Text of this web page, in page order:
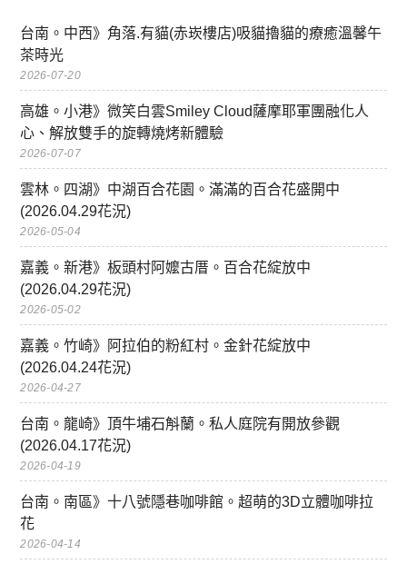
台南。中西》角落.有貓(赤崁樓店)吸貓擼貓的療癒溫馨午
茶時光
2026-07-20
高雄。小港》微笑白雲Smiley Cloud薩摩耶軍團融化人
心、解放雙手的旋轉燒烤新體驗
2026-07-07
雲林。四湖》中湖百合花園。滿滿的百合花盛開中
(2026.04.29花況)
2026-05-04
嘉義。新港》板頭村阿嬤古厝。百合花綻放中
(2026.04.29花況)
2026-05-02
嘉義。竹崎》阿拉伯的粉紅村。金針花綻放中
(2026.04.24花況)
2026-04-27
台南。龍崎》頂牛埔石斛蘭。私人庭院有開放參觀
(2026.04.17花況)
2026-04-19
台南。南區》十八號隱巷咖啡館。超萌的3D立體咖啡拉
花
2026-04-14